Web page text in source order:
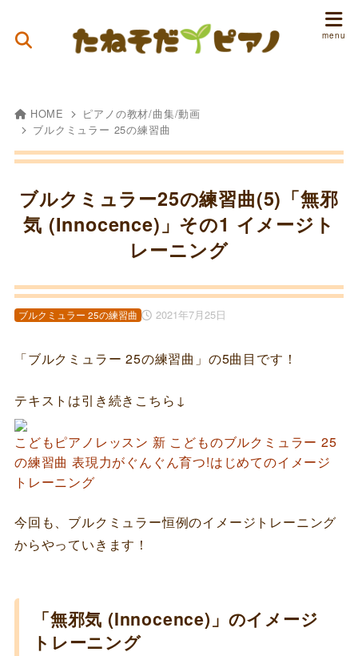
HOME
ピアノの教材/曲集/動画
ブルクミュラー 25の練習曲
ブルクミュラー25の練習曲(5)「無邪
気 (Innocence)」その1 イメージト
レーニング
2021年7月25日
ブルクミュラー 25の練習曲
「ブルクミュラー 25の練習曲」の5曲目です！
テキストは引き続きこちら↓
こどもピアノレッスン 新 こどものブルクミュラー 25
の練習曲 表現力がぐんぐん育つ!はじめてのイメージ
トレーニング
今回も、ブルクミュラー恒例のイメージトレーニング
からやっていきます！
「無邪気 (Innocence)」のイメージ
トレーニング